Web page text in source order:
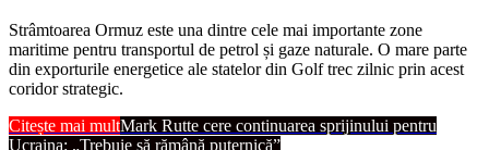
Strâmtoarea Ormuz este una dintre cele mai importante zone
maritime pentru transportul de petrol și gaze naturale. O mare parte
din exporturile energetice ale statelor din Golf trec zilnic prin acest
coridor strategic.
Citește mai multMark Rutte cere continuarea sprijinului pentru
Ucraina: „Trebuie să rămână puternică”